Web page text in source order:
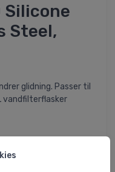
Silicone
Steel,
glidning. Passer til
vandfilterflasker